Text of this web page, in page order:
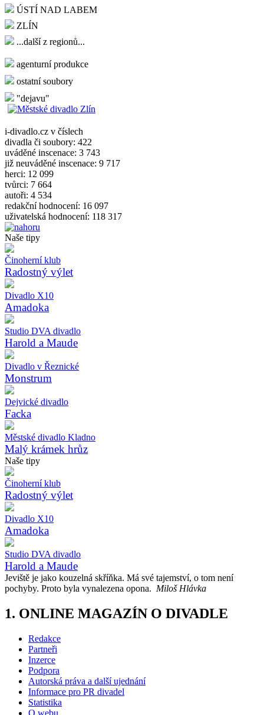
ÚSTÍ NAD LABEM
ZLÍN
...další z regionů...
agenturní produkce
ostatní soubory
"dejavu"
i-divadlo.cz v číslech
divadla či soubory: 422
uváděné inscenace: 3 743
již neuváděné inscenace: 9 717
herci: 12 099
tvůrci: 7 664
autoři: 4 534
redakční hodnocení: 16 097
uživatelská hodnocení: 118 317
Naše tipy
Činoherní klub
Radostný výlet
Divadlo X10
Amadoka
Studio DVA divadlo
Harold a Maude
Divadlo v Řeznické
Monstrum
Dejvické divadlo
Facka
Městské divadlo Kladno
Malý krámek hrůz
Naše tipy
Činoherní klub
Radostný výlet
Divadlo X10
Amadoka
Studio DVA divadlo
Harold a Maude
Jeviště je jako kouzelná skříňka. Má své tajemství, o tom není
pochyby. Proto byla vynalezena opona. Miloš Hlávka
1. ONLINE MAGAZÍN O DIVADLE
Redakce
Partneři
Inzerce
Podpora
Autorská práva a další ujednání
Informace pro PR divadel
Statistika